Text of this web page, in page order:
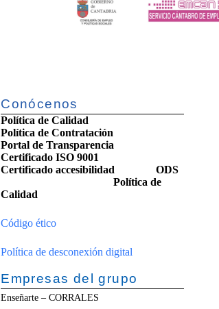
Conócenos
Política de Calidad
Política de Contratación
Portal de Transparencia
Certificado ISO 9001
Certificado accesibilidadODS
Política de
Calidad
Código ético
Política de desconexión digital
Empresas del grupo
Enseñarte – CORRALES